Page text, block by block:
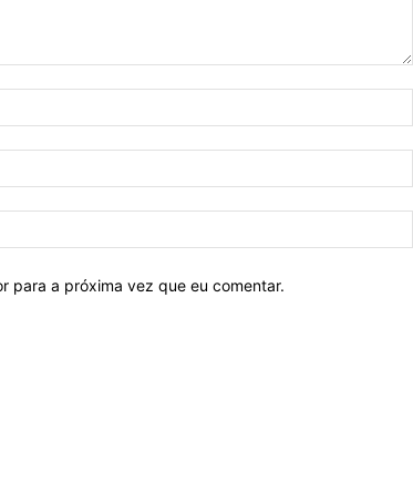
para a próxima vez que eu comentar.